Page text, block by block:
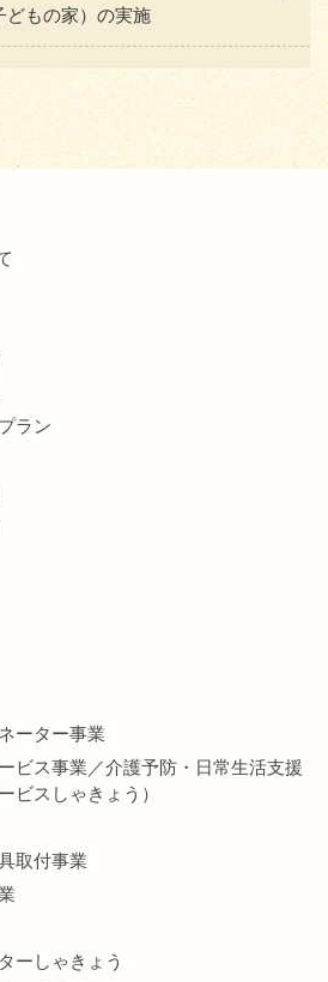
どもの家）の実施
ラン
ーター事業
ビス事業／介護予防・日常生活支援
ビスしゃきょう）
取付事業
ーしゃきょう